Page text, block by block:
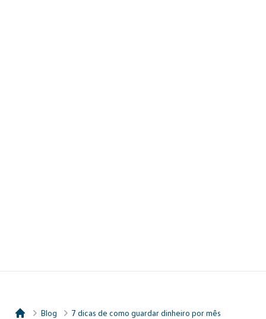
Blog 7 dicas de como guardar dinheiro por mês